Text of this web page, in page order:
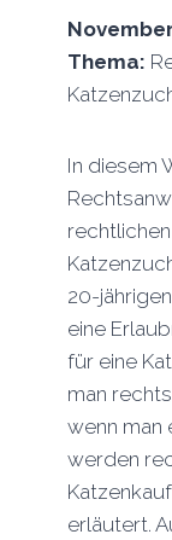
Thema:
In diesem
20-
eine
für eine
man
wenn man
werden
erläutert.